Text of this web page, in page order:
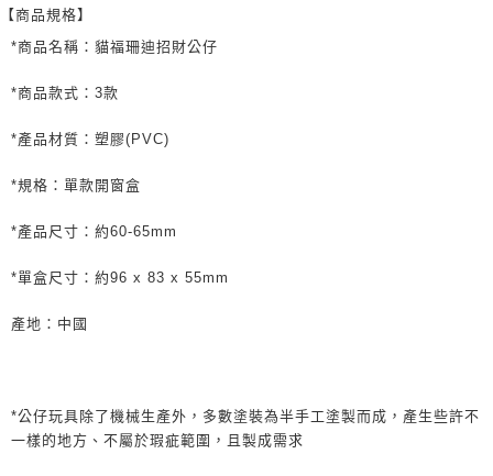
【商品規格】
*商品名稱：貓福珊迪招財公仔
*商品款式：3款
*產品材質：塑膠(PVC)
*規格：單款開窗盒
*產品尺寸：約60-65mm
*單盒尺寸：約96 x 83 x 55mm
產地：中國
*公仔玩具除了機械生產外，多數塗裝為半手工塗製而成，產生些許不
一樣的地方、不屬於瑕疵範圍，且製成需求